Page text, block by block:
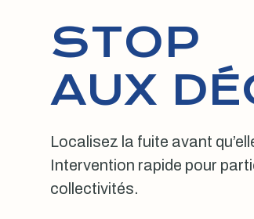
STOP
AUX
Localisez la fuite avant
Intervention rapide pour
collectivités.